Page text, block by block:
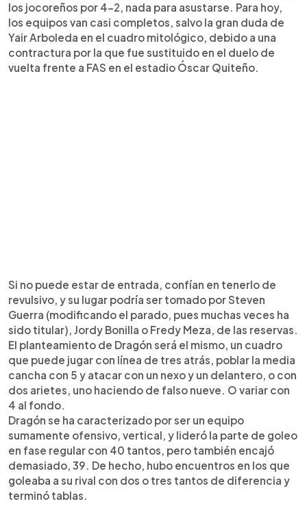
los jocoreños por 4-2, nada para asustarse. Para hoy,
los equipos van casi completos, salvo la gran duda de
Yair Arboleda en el cuadro mitológico, debido a una
contractura por la que fue sustituido en el duelo de
vuelta frente a FAS en el estadio Óscar Quiteño.
Si no puede estar de entrada, confían en tenerlo de
revulsivo, y su lugar podría ser tomado por Steven
Guerra (modificando el parado, pues muchas veces ha
sido titular), Jordy Bonilla o Fredy Meza, de las reservas.
El planteamiento de Dragón será el mismo, un cuadro
que puede jugar con línea de tres atrás, poblar la media
cancha con 5 y atacar con un nexo y un delantero, o con
dos arietes, uno haciendo de falso nueve. O variar con
4 al fondo.
Dragón se ha caracterizado por ser un equipo
sumamente ofensivo, vertical, y lideró la parte de goleo
en fase regular con 40 tantos, pero también encajó
demasiado, 39. De hecho, hubo encuentros en los que
goleaba a su rival con dos o tres tantos de diferencia y
terminó tablas.